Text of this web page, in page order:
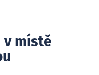
v místě